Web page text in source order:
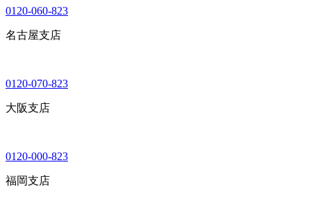
0120-060-823
名古屋支店
0120-070-823
大阪支店
0120-000-823
福岡支店